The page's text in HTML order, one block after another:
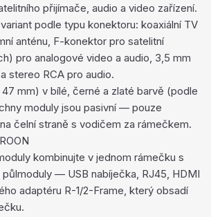
přijímače, audio a video zařízení.
podle typu konektoru: koaxiální TV
anténu, F-konektor pro satelitní
pro analogové video a audio, 3,5 mm
stereo RCA pro audio.
mm) v bílé, černé a zlaté barvě (podle
moduly jsou pasivní — pouze
čelní straně s vodičem za rámečkem.
kombinujte v jednom rámečku s
půlmoduly — USB nabíječka, RJ45, HDMI
adaptéru R-1/2-Frame, který obsadí